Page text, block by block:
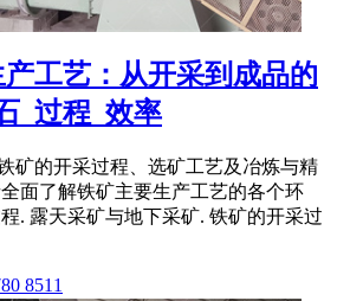
工艺：从开采到成品的
_过程_效率
矿的开采过程、选矿工艺及冶炼与精
面了解铁矿主要生产工艺的各个环
. 露天采矿与地下采矿. 铁矿的开采过
8511